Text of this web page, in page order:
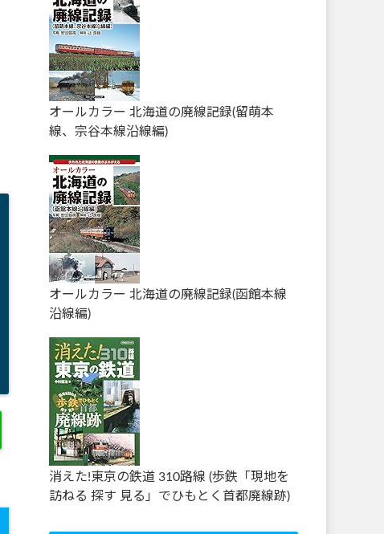
オールカラー 北海道の廃線記録(留萌本
線、宗谷本線沿線編)
オールカラー 北海道の廃線記録(函館本線
沿線編)
消えた!東京の鉄道 310路線 (歩鉄「現地を
訪ねる 探す 見る」でひもとく首都廃線跡)